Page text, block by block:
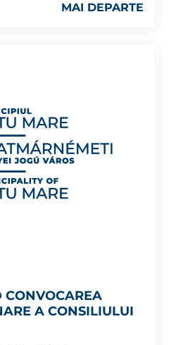
MAI DEPARTE
A CONSILIULUI